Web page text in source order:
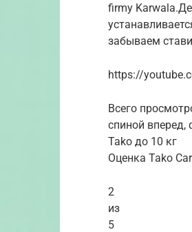
firmy
забываем
https://
Всего
спиной вперед,
Tako до 10 кг
Оценка Tako
2
из
5